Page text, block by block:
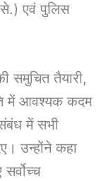
एवं पुलिस
समुचित तैयारी,
में आवश्यक कदम
में सभी
उन्होंने कहा